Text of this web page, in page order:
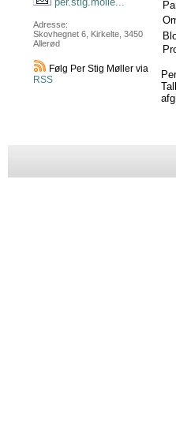
Adresse:
Skovhegnet 6, Kirkelte, 3450
Allerød
Følg Per Stig Møller via
RSS